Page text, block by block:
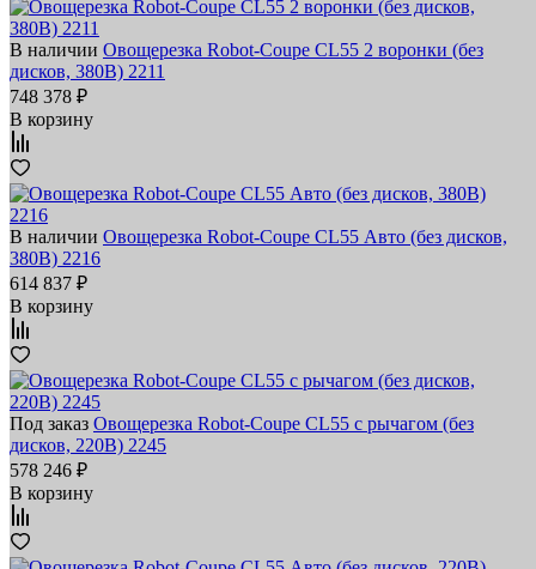
В наличии Овощерезка Robot-Coupe CL55 2 воронки (без
дисков, 380В) 2211
748 378 ₽
В корзину
В наличии Овощерезка Robot-Coupe CL55 Авто (без дисков,
380В) 2216
614 837 ₽
В корзину
Под заказ Овощерезка Robot-Coupe CL55 с рычагом (без
дисков, 220В) 2245
578 246 ₽
В корзину